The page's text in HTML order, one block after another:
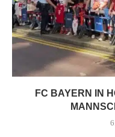
FC BAYERN IN